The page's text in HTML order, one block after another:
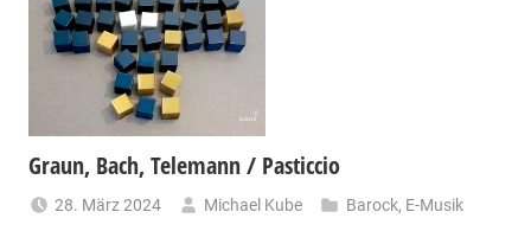
Graun, Bach, Telemann / Pasticcio
28. März 2024 Michael Kube Barock, E-Musik